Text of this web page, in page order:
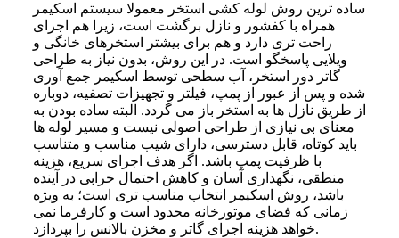
ساده ترین روش لوله کشی استخر معمولا سیستم اسکیمر
همراه با کفشور و نازل برگشت است، زیرا هم اجرای
راحت تری دارد و هم برای بیشتر استخرهای خانگی و
ویلایی پاسخگو است. در این روش، بدون نیاز به طراحی
گاتر دور استخر، آب سطحی توسط اسکیمر جمع آوری
شده و پس از عبور از پمپ، فیلتر و تجهیزات تصفیه، دوباره
از طریق نازل ها به استخر باز می گردد. البته ساده بودن به
معنای بی نیازی از طراحی اصولی نیست و مسیر لوله ها
باید کوتاه، قابل دسترسی، دارای شیب مناسب و متناسب
با ظرفیت پمپ باشد. اگر هدف اجرای سریع، هزینه
منطقی، نگهداری آسان و کاهش احتمال خرابی در آینده
باشد، روش اسکیمر انتخاب مناسب تری است؛ به ویژه
زمانی که فضای موتورخانه محدود است و کارفرما نمی
خواهد هزینه اجرای گاتر و مخزن بالانس را بپردازد.